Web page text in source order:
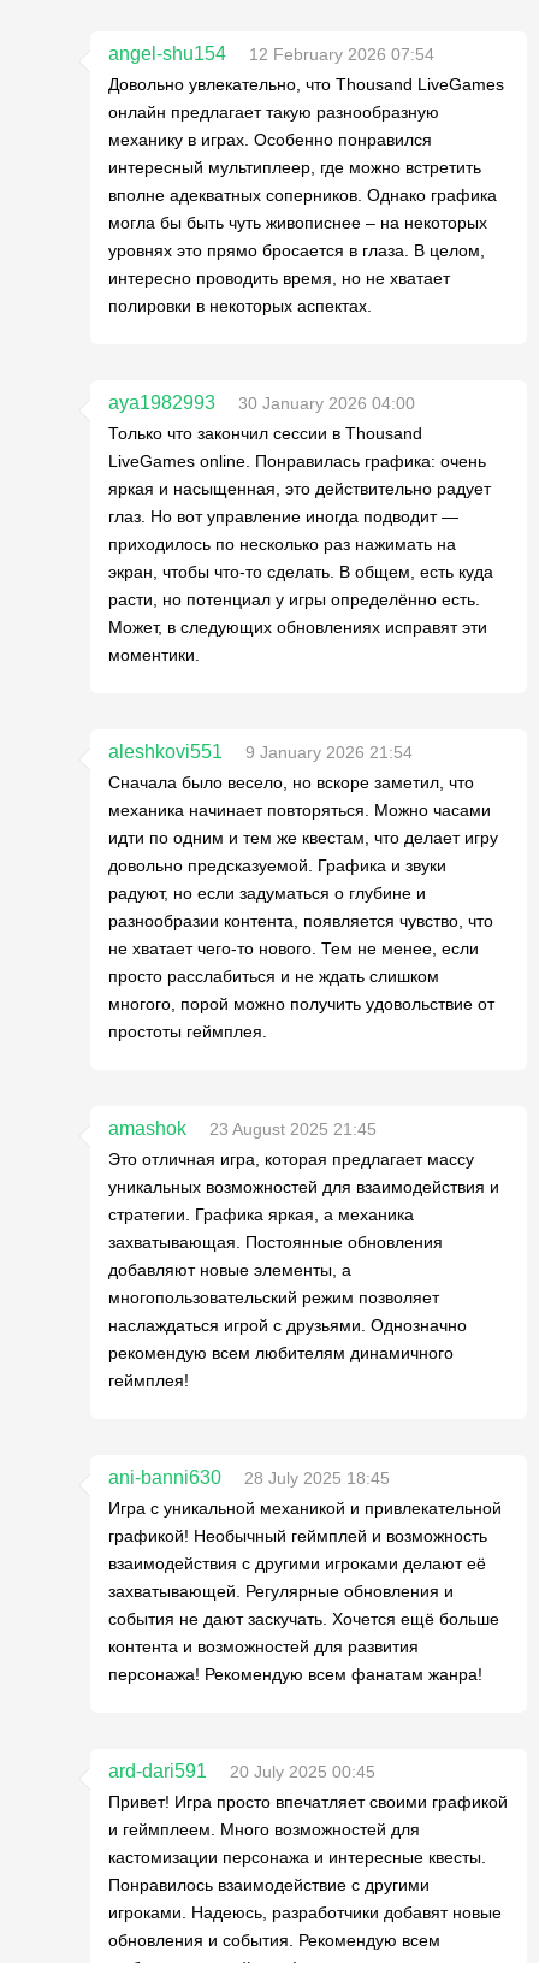
angel-shu154
12 February 2026 07:54
Довольно увлекательно, что Thousand LiveGames
онлайн предлагает такую разнообразную
механику в играх. Особенно понравился
интересный мультиплеер, где можно встретить
вполне адекватных соперников. Однако графика
могла бы быть чуть живописнее – на некоторых
уровнях это прямо бросается в глаза. В целом,
интересно проводить время, но не хватает
полировки в некоторых аспектах.
aya1982993
30 January 2026 04:00
Только что закончил сессии в Thousand
LiveGames online. Понравилась графика: очень
яркая и насыщенная, это действительно радует
глаз. Но вот управление иногда подводит —
приходилось по несколько раз нажимать на
экран, чтобы что-то сделать. В общем, есть куда
расти, но потенциал у игры определённо есть.
Может, в следующих обновлениях исправят эти
моментики.
aleshkovi551
9 January 2026 21:54
Сначала было весело, но вскоре заметил, что
механика начинает повторяться. Можно часами
идти по одним и тем же квестам, что делает игру
довольно предсказуемой. Графика и звуки
радуют, но если задуматься о глубине и
разнообразии контента, появляется чувство, что
не хватает чего-то нового. Тем не менее, если
просто расслабиться и не ждать слишком
многого, порой можно получить удовольствие от
простоты геймплея.
amashok
23 August 2025 21:45
Это отличная игра, которая предлагает массу
уникальных возможностей для взаимодействия и
стратегии. Графика яркая, а механика
захватывающая. Постоянные обновления
добавляют новые элементы, а
многопользовательский режим позволяет
наслаждаться игрой с друзьями. Однозначно
рекомендую всем любителям динамичного
геймплея!
ani-banni630
28 July 2025 18:45
Игра с уникальной механикой и привлекательной
графикой! Необычный геймплей и возможность
взаимодействия с другими игроками делают её
захватывающей. Регулярные обновления и
события не дают заскучать. Хочется ещё больше
контента и возможностей для развития
персонажа! Рекомендую всем фанатам жанра!
ard-dari591
20 July 2025 00:45
Привет! Игра просто впечатляет своими графикой
и геймплеем. Много возможностей для
кастомизации персонажа и интересные квесты.
Понравилось взаимодействие с другими
игроками. Надеюсь, разработчики добавят новые
обновления и события. Рекомендую всем